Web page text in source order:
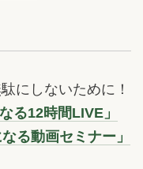
にしないために！
る12時間LIVE」
る動画セミナー」